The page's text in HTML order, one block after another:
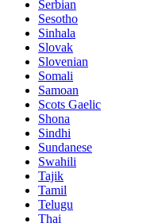
Serbian
Sesotho
Sinhala
Slovak
Slovenian
Somali
Samoan
Scots Gaelic
Shona
Sindhi
Sundanese
Swahili
Tajik
Tamil
Telugu
Thai